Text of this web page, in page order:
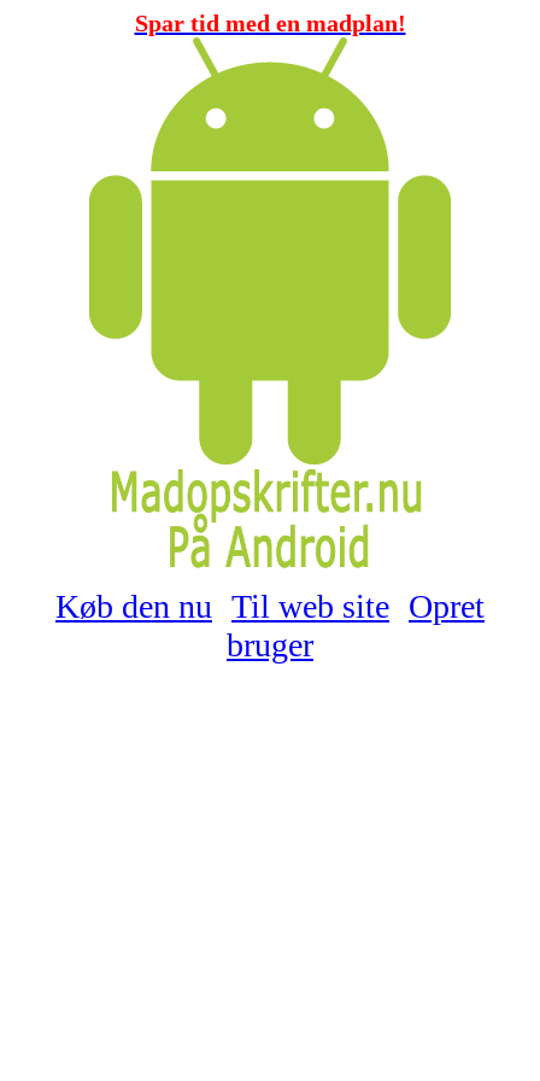
Spar tid med en madplan!
Køb den nu Til web site Opret
bruger